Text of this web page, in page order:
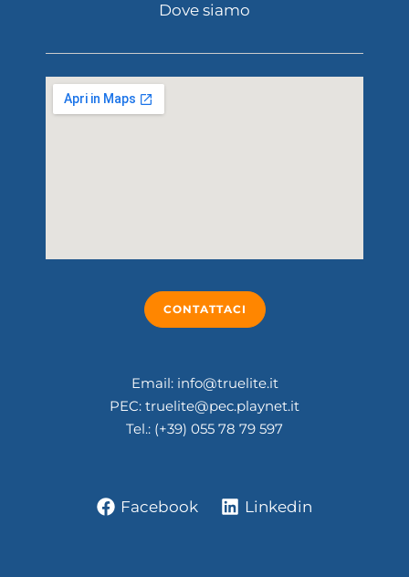
Dove siamo
CONTATTACI
Email: info@truelite.it
PEC: truelite@pec.playnet.it
Tel.: (+39) 055 78 79 597
Facebook Linkedin